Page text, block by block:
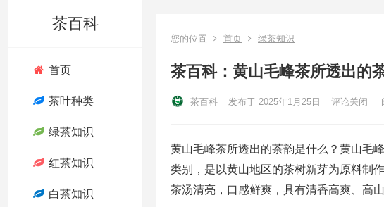
茶百科
首页
茶叶种类
绿茶知识
红茶知识
白茶知识
您的位置 首页 绿茶知识
茶百科：黄山毛峰茶所透出的
茶百科 发布于 2025年1月25日 评论关闭
黄山毛峰茶所透出的茶韵是什么？黄山毛
类别，是以黄山地区的茶树新芽为原料制
茶汤清亮，口感鲜爽，具有清香高爽、高山